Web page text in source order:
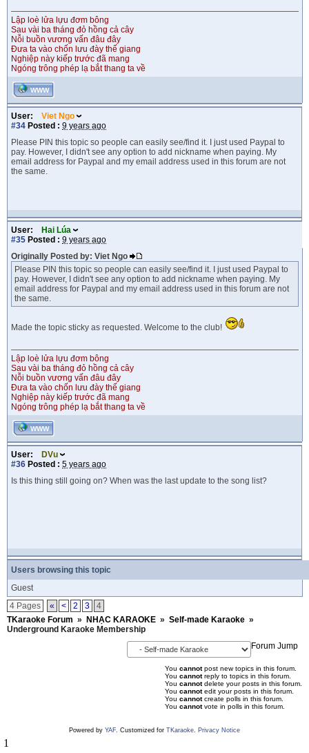
Lập loè lửa lựu đơm bông
Sau vài ba tháng đỏ hồng cả cây
Nỗi buồn vương vấn đâu đây
Đưa ta vào chốn lưu đày thế giang
Nghiệp này kiếp trước đã mang
Ngóng trông phép lạ bắt thang ta về
WWW
User:
Viet Ngo
#34 Posted : 9 years ago
Please PIN this topic so people can easily see/find it. I just used Paypal to
pay. However, I didn't see any option to add nickname when paying. My
email address for Paypal and my email address used in this forum are not
the same.
User:
Hai Lúa
#35 Posted : 9 years ago
Originally Posted by: Viet Ngo
Please PIN this topic so people can easily see/find it. I just used Paypal to
pay. However, I didn't see any option to add nickname when paying. My
email address for Paypal and my email address used in this forum are not
the same.
Made the topic sticky as requested. Welcome to the club!
Lập loè lửa lựu đơm bông
Sau vài ba tháng đỏ hồng cả cây
Nỗi buồn vương vấn đâu đây
Đưa ta vào chốn lưu đày thế giang
Nghiệp này kiếp trước đã mang
Ngóng trông phép lạ bắt thang ta về
WWW
User:
DVu
#36 Posted : 5 years ago
Is this thing still going on? When was the last update to the song list?
Users browsing this topic
Guest
4 Pages
« < 2 3
4
TKaraoke Forum » NHẠC KARAOKE » Self-made Karaoke »
Underground Karaoke Membership
Forum Jump
You cannotpost new topics in this forum.
You cannotreply to topics in this forum.
You cannotdelete your posts in this forum.
You cannotedit your posts in this forum.
You cannotcreate polls in this forum.
You cannotvote in polls in this forum.
Powered by YAF. Customized for TKaraoke. Privacy Notice
1